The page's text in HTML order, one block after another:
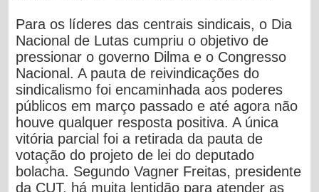
Para os líderes das centrais sindicais, o Dia
Nacional de Lutas cumpriu o objetivo de
pressionar o governo Dilma e o Congresso
Nacional. A pauta de reivindicações do
sindicalismo foi encaminhada aos poderes
públicos em março passado e até agora não
houve qualquer resposta positiva. A única
vitória parcial foi a retirada da pauta de
votação do projeto de lei do deputado
bolacha. Segundo Vagner Freitas, presidente
da CUT, há muita lentidão para atender as